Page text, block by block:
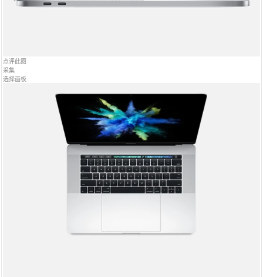
点评此图
采集
选择画板